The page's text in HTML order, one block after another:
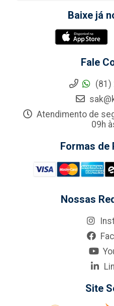
Baixe já
Fale
(81)
Atendimento de
09h
Formas de
Nossas
Site